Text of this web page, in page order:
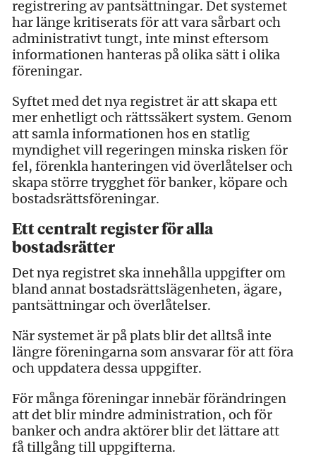
registrering av pantsättningar. Det systemet
har länge kritiserats för att vara sårbart och
administrativt tungt, inte minst eftersom
informationen hanteras på olika sätt i olika
föreningar.
Syftet med det nya registret är att skapa ett
mer enhetligt och rättssäkert system. Genom
att samla informationen hos en statlig
myndighet vill regeringen minska risken för
fel, förenkla hanteringen vid överlåtelser och
skapa större trygghet för banker, köpare och
bostadsrättsföreningar.
Ett centralt register för alla
bostadsrätter
Det nya registret ska innehålla uppgifter om
bland annat bostadsrättslägenheten, ägare,
pantsättningar och överlåtelser.
När systemet är på plats blir det alltså inte
längre föreningarna som ansvarar för att föra
och uppdatera dessa uppgifter.
För många föreningar innebär förändringen
att det blir mindre administration, och för
banker och andra aktörer blir det lättare att
få tillgång till uppgifterna.